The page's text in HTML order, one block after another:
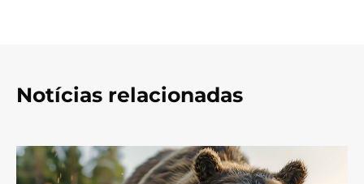
Notícias relacionadas